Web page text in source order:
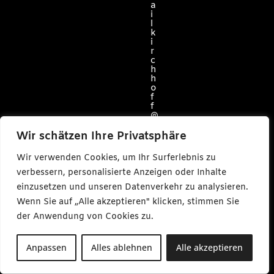
Wir schätzen Ihre Privatsphäre
Wir verwenden Cookies, um Ihr Surferlebnis zu
verbessern, personalisierte Anzeigen oder Inhalte
einzusetzen und unseren Datenverkehr zu analysieren.
Wenn Sie auf „Alle akzeptieren" klicken, stimmen Sie
der Anwendung von Cookies zu.
Anpassen Alles ablehnen Alle akzeptieren
a
i
l
k
i
r
c
h
h
o
f
f
@
a
r
l
m
a
e
s
m
e
i
a
.
d